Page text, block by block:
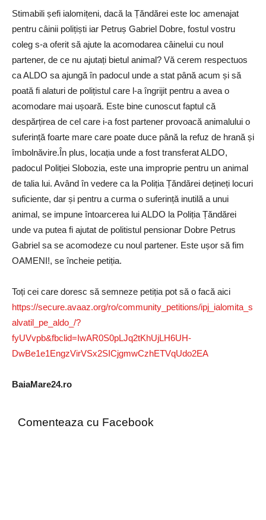
Stimabili șefi ialomițeni, dacă la Țăndărei este loc amenajat
pentru câinii polițiști iar Petruș Gabriel Dobre, fostul vostru
coleg s-a oferit să ajute la acomodarea câinelui cu noul
partener, de ce nu ajutați bietul animal? Vă cerem respectuos
ca ALDO sa ajungă în padocul unde a stat până acum și să
poată fi alaturi de polițistul care l-a îngrijit pentru a avea o
acomodare mai ușoară. Este bine cunoscut faptul că
despărțirea de cel care i-a fost partener provoacă animalului o
suferință foarte mare care poate duce până la refuz de hrană și
îmbolnăvire.În plus, locația unde a fost transferat ALDO,
padocul Poliției Slobozia, este una improprie pentru un animal
de talia lui. Având în vedere ca la Poliția Țăndărei dețineți locuri
suficiente, dar și pentru a curma o suferință inutilă a unui
animal, se impune întoarcerea lui ALDO la Poliția Țăndărei
unde va putea fi ajutat de politistul pensionar Dobre Petrus
Gabriel sa se acomodeze cu noul partener. Este ușor să fim
OAMENI!, se încheie petiția.
Toți cei care doresc să semneze petiția pot să o facă aici
https://secure.avaaz.org/ro/community_petitions/ipj_ialomita_s
alvatil_pe_aldo_/?
fyUVvpb&fbclid=IwAR0S0pLJq2tKhUjLH6UH-
DwBe1e1EngzVirVSx2SICjgmwCzhETVqUdo2EA
BaiaMare24.ro
Comenteaza cu Facebook